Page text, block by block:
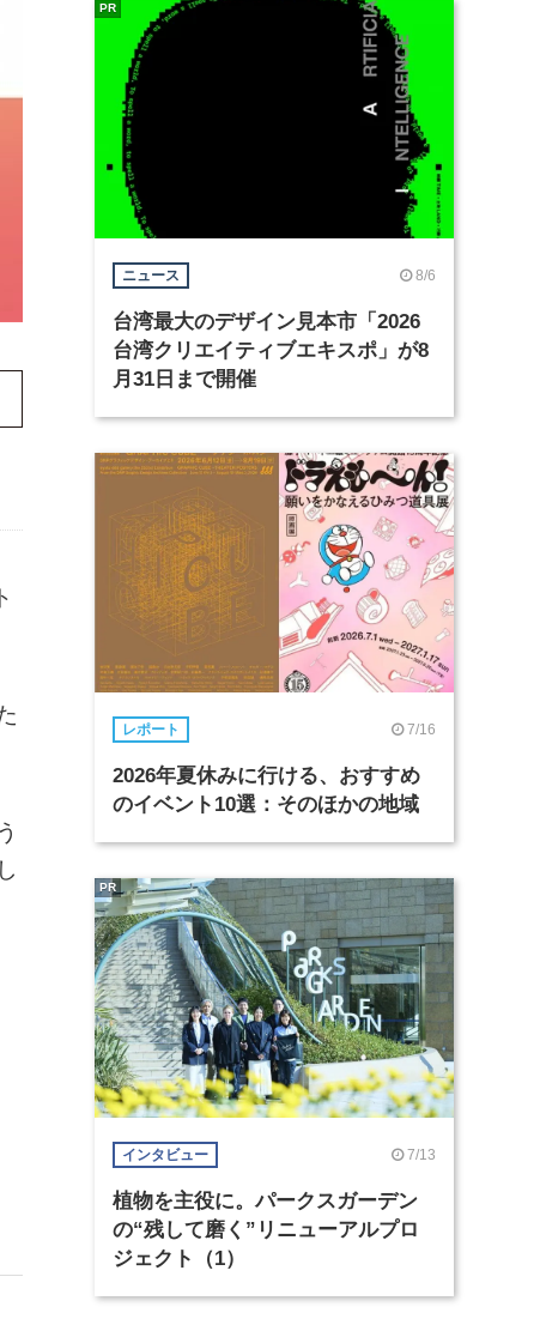
ニュース 8/6
台湾最大のデザイン見本市「2026
台湾クリエイティブエキスポ」が8
月31日まで開催
PR
レポート 7/16
2026年夏休みに行ける、おすすめ
のイベント10選：そのほかの地域
インタビュー 7/13
植物を主役に。パークスガーデン
の“残して磨く”リニューアルプロ
ジェクト（1）
PR